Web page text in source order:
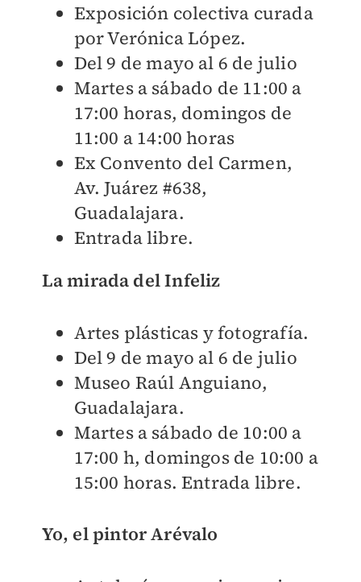
Exposición colectiva curada
por Verónica López.
Del 9 de mayo al 6 de julio
Martes a sábado de 11:00 a
17:00 horas, domingos de
11:00 a 14:00 horas
Ex Convento del Carmen,
Av. Juárez #638,
Guadalajara.
Entrada libre.
La mirada del Infeliz
Artes plásticas y fotografía.
Del 9 de mayo al 6 de julio
Museo Raúl Anguiano,
Guadalajara.
Martes a sábado de 10:00 a
17:00 h, domingos de 10:00 a
15:00 horas. Entrada libre.
Yo, el pintor Arévalo